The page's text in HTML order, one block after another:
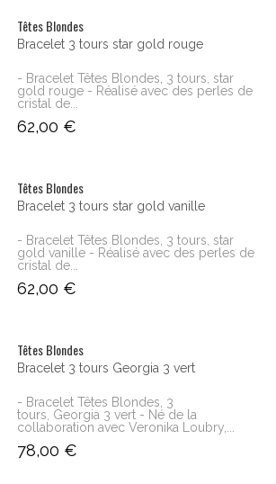
Têtes Blondes
Bracelet 3 tours star gold rouge
- Bracelet Têtes Blondes, 3 tours, star
gold rouge - Réalisé avec des perles de
cristal de...
62,00 €
Têtes Blondes
Bracelet 3 tours star gold vanille
- Bracelet Têtes Blondes, 3 tours, star
gold vanille - Réalisé avec des perles de
cristal de...
62,00 €
Têtes Blondes
Bracelet 3 tours Georgia 3 vert
- Bracelet Têtes Blondes, 3
tours, Georgia 3 vert - Né de la
collaboration avec Veronika Loubry,...
78,00 €